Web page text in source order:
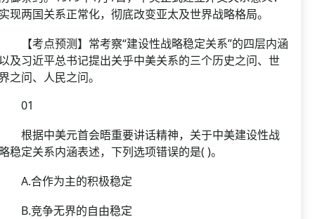
现两国关系正常化，彻底改变亚太及世界战略格局。
考点预测】常考察“建设性战略稳定关系”的四层内涵
及习近平总书记提出关乎中美关系的三个历史之问、世
之问、人民之问。
据中美元首会晤重要讲话精神，关于中美建设性战
稳定关系内涵表述，下列选项错误的是( )。
合作为主的积极稳定
竞争无界的自由稳定